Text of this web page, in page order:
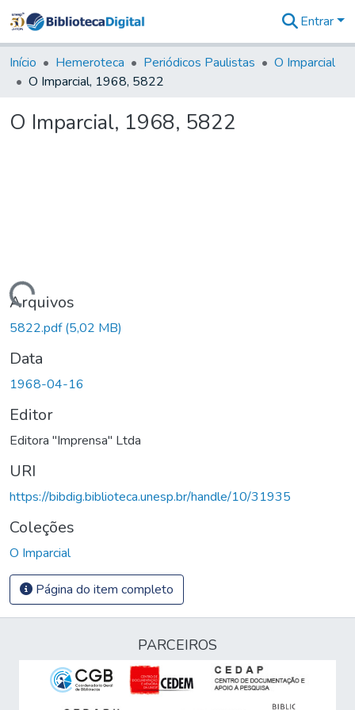
&
Coleções
Tudo na
Digital
Entrar
Início Hemeroteca Periódicos Paulistas
O Imparcial
O Imparcial, 1968, 5822
O Imparcial, 1968, 5822
Carregando...
Arquivos
5822.pdf(5,02 MB)
Data
1968-04-16
Editor
Editora "Imprensa" Ltda
URI
https://bibdig.biblioteca.unesp.br/handle/10/31935
Coleções
O Imparcial
Página do item completo
PARCEIROS